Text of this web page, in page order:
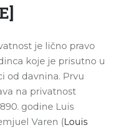
]
je lično pravo
koje je prisutno u
od davnina. Prvu
na privatnost
godine Luis
Varen (Louis